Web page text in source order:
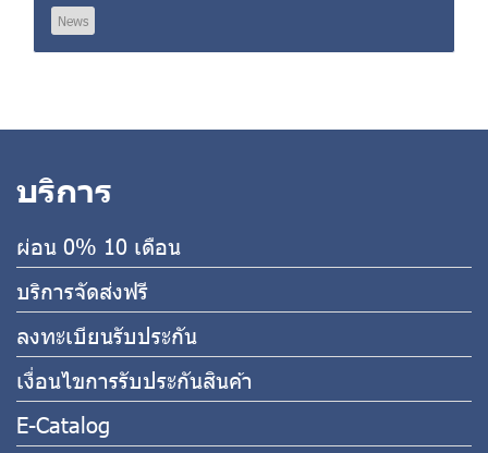
News
บริการ
ผ่อน 0% 10 เดือน
บริการจัดส่งฟรี
ลงทะเบียนรับประกัน
เงื่อนไขการรับประกันสินค้า
E-Catalog